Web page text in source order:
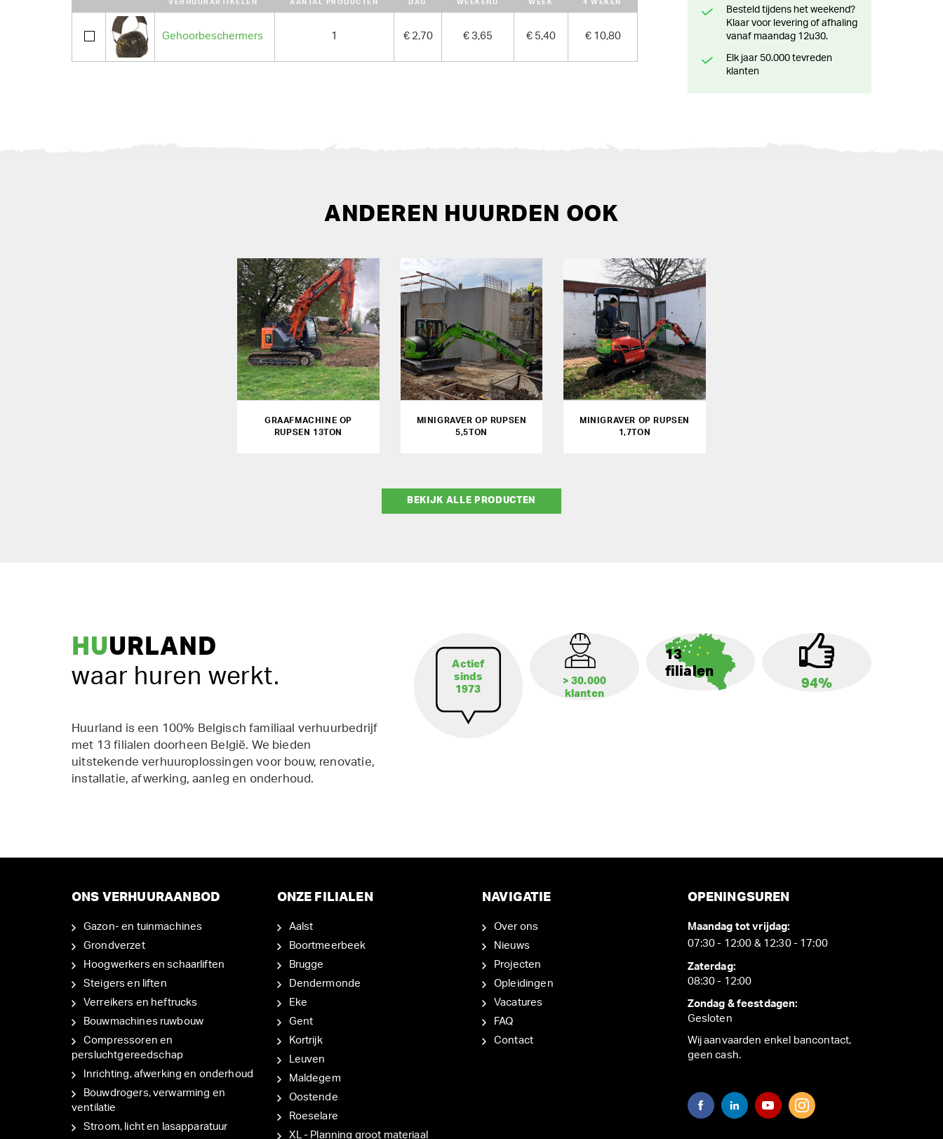
VERHUURARTIKELEN AANTAL PRODUCTEN DAG WEEKEND WEEK 4 WEKEN
Gehoorbeschermers 1 € 2,70 € 3,65 € 5,40 € 10,80
Besteld tijdens het weekend?
Klaar voor levering of afhaling
vanaf maandag 12u30.
Elk jaar 50.000 tevreden
klanten
ANDEREN HUURDEN OOK
GRAAFMACHINE OP
RUPSEN 13TON
MINIGRAVER OP RUPSEN
5,5TON
MINIGRAVER OP RUPSEN
1,7TON
BEKIJK ALLE PRODUCTEN
HUURLAND
waar huren werkt.
Huurland is een 100% Belgisch familiaal verhuurbedrijf
met 13 filialen doorheen België. We bieden
uitstekende verhuuroplossingen voor bouw, renovatie,
installatie, afwerking, aanleg en onderhoud.
Actief
sinds
1973
> 30.000
klanten
13
filialen
94%
ONS VERHUURAANBOD
Gazon- en tuinmachines
Grondverzet
Hoogwerkers en schaarliften
Steigers en liften
Verreikers en heftrucks
Bouwmachines ruwbouw
Compressoren en
persluchtgereedschap
Inrichting, afwerking en onderhoud
Bouwdrogers, verwarming en
ventilatie
Stroom, licht en lasapparatuur
ONZE FILIALEN
Aalst
Boortmeerbeek
Brugge
Dendermonde
Eke
Gent
Kortrijk
Leuven
Maldegem
Oostende
Roeselare
XL - Planning groot materiaal
NAVIGATIE
Over ons
Nieuws
Projecten
Opleidingen
Vacatures
FAQ
Contact
OPENINGSUREN
Maandag tot vrijdag:
07:30 - 12:00 & 12:30 - 17:00
Zaterdag:
08:30 - 12:00
Zondag & feestdagen:
Gesloten
Wij aanvaarden enkel bancontact,
geen cash.